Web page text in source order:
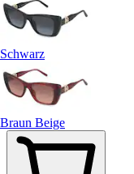
Schwarz
Braun Beige